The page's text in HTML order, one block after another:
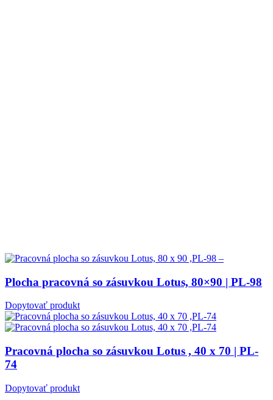
Plocha pracovná so zásuvkou Lotus, 80×90 | PL-98
Dopytovať produkt
Pracovná plocha so zásuvkou Lotus , 40 x 70 | PL-
74
Dopytovať produkt